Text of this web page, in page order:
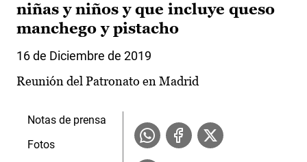
niñas y niños y que incluye queso
manchego y pistacho
16 de Diciembre de 2019
Reunión del Patronato en Madrid
Notas de prensa
Fotos